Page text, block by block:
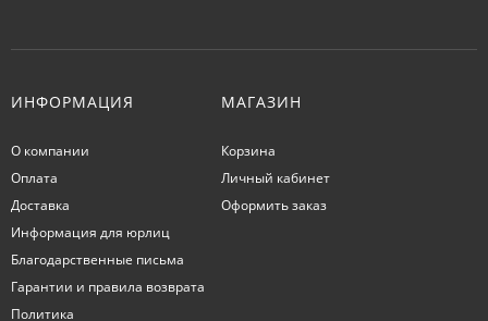
ИНФОРМАЦИЯ
О компании
Оплата
Доставка
Информация для юрлиц
Благодарственные письма
Гарантии и правила возврата
Политика
МАГАЗИН
Корзина
Личный кабинет
Оформить заказ